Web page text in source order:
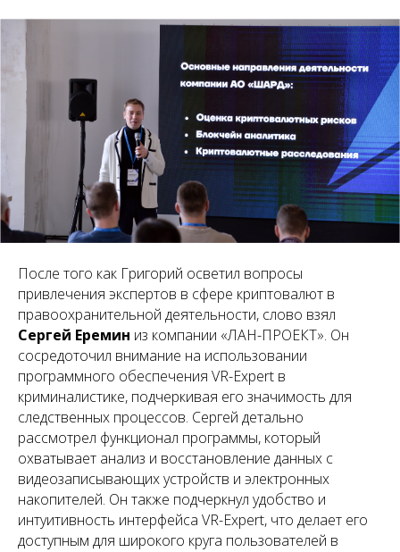
После того как Григорий осветил вопросы
привлечения экспертов в сфере криптовалют в
правоохранительной деятельности, слово взял
Сергей Еремин из компании «ЛАН-ПРОЕКТ». Он
сосредоточил внимание на использовании
программного обеспечения VR-Expert в
криминалистике, подчеркивая его значимость для
следственных процессов. Сергей детально
рассмотрел функционал программы, который
охватывает анализ и восстановление данных с
видеозаписывающих устройств и электронных
накопителей. Он также подчеркнул удобство и
интуитивность интерфейса VR-Expert, что делает его
доступным для широкого круга пользователей в